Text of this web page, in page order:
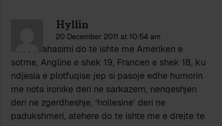
Hyllin
20 December 2011 at 10:54 am
Nese krahasimi do te ishte me Ameriken e
sotme, Angline e shek 19, Francen e shek 18, ku
ndjesia e plotfuqise jep si pasoje edhe humorin
me nota ironike deri ne sarkazem, nenqeshjen
deri ne zgerdheshje, ‘hollesine’ deri ne
padukshmeri, atehere do te ishte me e drejte te